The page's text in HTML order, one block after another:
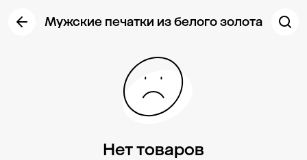
Мужские печатки из белого золота
Нет товаров